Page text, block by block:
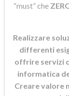
“must” che
Realizzare
differenti
offrire servizi
informatica
Creare valore